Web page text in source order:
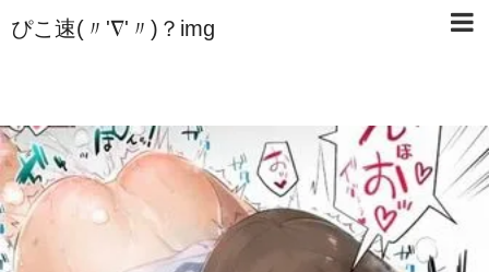
ぴこ速(〃'∇'〃)？img